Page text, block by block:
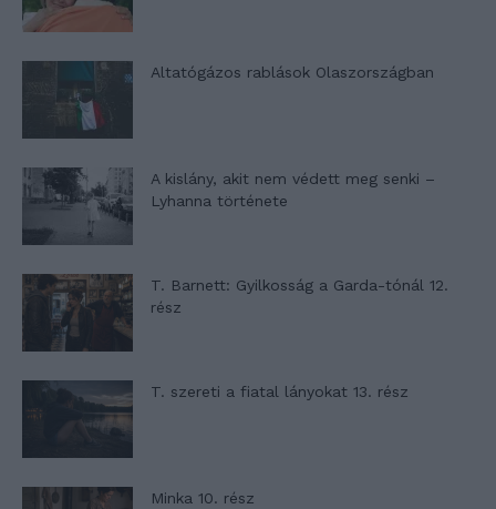
Altatógázos rablások Olaszországban
A kislány, akit nem védett meg senki –
Lyhanna története
T. Barnett: Gyilkosság a Garda-tónál 12.
rész
T. szereti a fiatal lányokat 13. rész
Minka 10. rész